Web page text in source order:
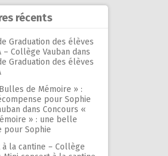
récents
Graduation des élèves
– Collège Vauban dans
Graduation des élèves
de Mémoire » :
pour Sophie
dans Concours «
» : une belle
pour Sophie
la cantine – Collège